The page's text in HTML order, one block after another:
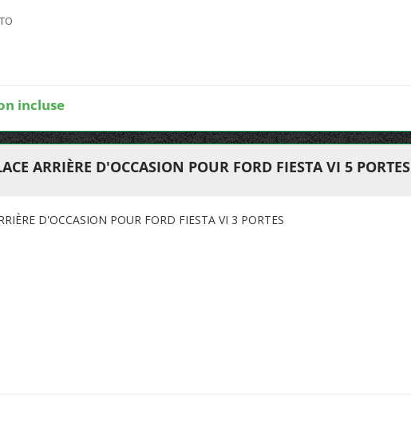
incluse
ARRIÈRE D'OCCASION POUR FORD FIESTA VI 5 PORTES
D'OCCASION POUR FORD FIESTA VI 3 PORTES